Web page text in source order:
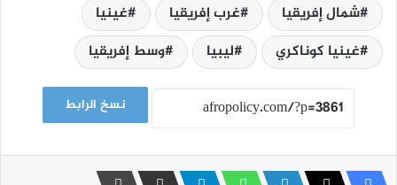
شمال إفريقيا
غرب إفريقيا
غينيا
غينيا كوناكري
ليبيا وسط إفريقيا
نسخ الرابط